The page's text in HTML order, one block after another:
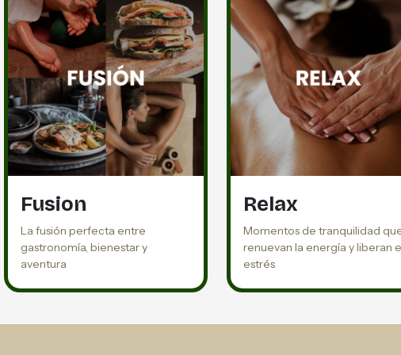
Fusion
La fusión perfecta entre
gastronomía, bienestar y
aventura
Relax
Momentos de tranquilidad
renuevan la energía y liberan
estrés